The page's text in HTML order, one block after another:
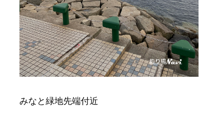
みなと緑地先端付近